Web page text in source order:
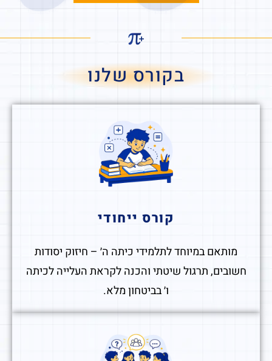
בקורס שלנו
קורס ייחודי
מותאם במיוחד לתלמידי כיתה ה׳ – חיזוק יסודות
חשובים, תרגול שיטתי והכנה לקראת העלייה לכיתה
ו׳ בביטחון מלא.